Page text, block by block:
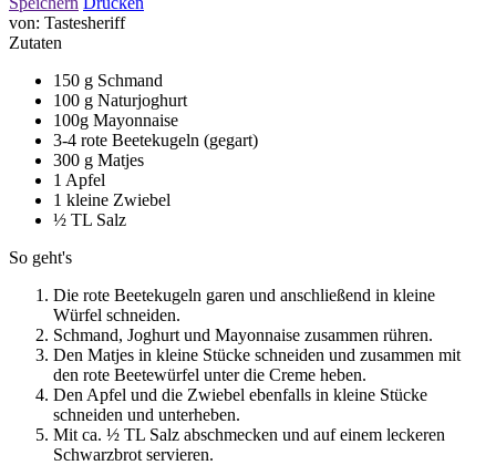
von: Tastesheriff
Zutaten
150 g Schmand
100 g Naturjoghurt
100g Mayonnaise
3-4 rote Beetekugeln (gegart)
300 g Matjes
1 Apfel
1 kleine Zwiebel
½ TL Salz
So geht's
Die rote Beetekugeln garen und anschließend in kleine
Würfel schneiden.
Schmand, Joghurt und Mayonnaise zusammen rühren.
Den Matjes in kleine Stücke schneiden und zusammen mit
den rote Beetewürfel unter die Creme heben.
Den Apfel und die Zwiebel ebenfalls in kleine Stücke
schneiden und unterheben.
Mit ca. ½ TL Salz abschmecken und auf einem leckeren
Schwarzbrot servieren.